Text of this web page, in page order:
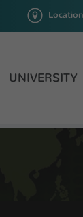
UNIVERSITY